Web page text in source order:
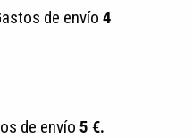
de envío 4
de envío 5 €.